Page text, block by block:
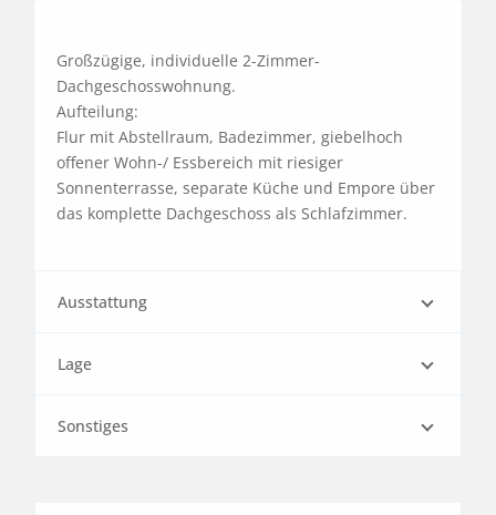
Großzügige, individuelle 2-Zimmer-
Dachgeschosswohnung.
Aufteilung:
Flur mit Abstellraum, Badezimmer, giebelhoch
offener Wohn-/ Essbereich mit riesiger
Sonnenterrasse, separate Küche und Empore über
das komplette Dachgeschoss als Schlafzimmer.
Ausstattung
Lage
Sonstiges